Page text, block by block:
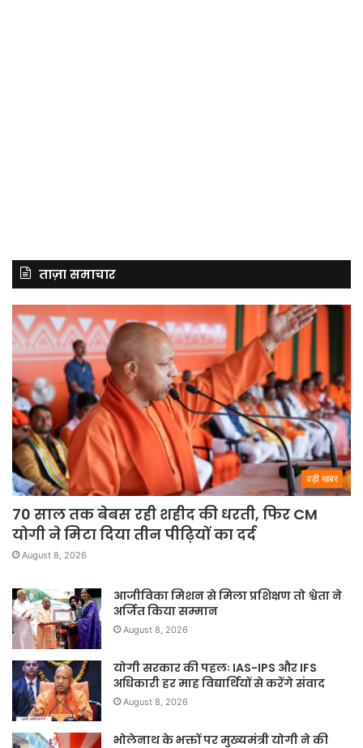
ताज़ा समाचार
बड़ी खबर
70 साल तक बेबस रही शहीद की धरती, फिर CM
योगी ने मिटा दिया तीन पीढ़ियों का दर्द
August 8, 2026
आजीविका मिशन से मिला प्रशिक्षण तो श्वेता ने
अर्जित किया सम्मान
August 8, 2026
योगी सरकार की पहलः IAS-IPS और IFS
अधिकारी हर माह विद्यार्थियों से करेंगे संवाद
August 8, 2026
भोलेनाथ के भक्तों पर मुख्यमंत्री योगी ने की